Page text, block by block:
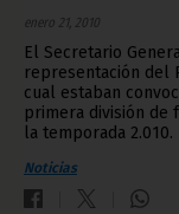
enero 21, 2010
El Secretario
representación del
cual estaban
primera división de
la temporada 2.010.
Noticias